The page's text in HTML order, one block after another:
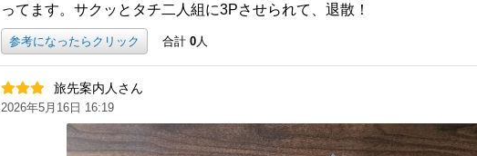
ってます。サクッとタチ二人組に3Pさせられて、退散！
参考になったらクリック 合計 0人
旅先案内人さん
2026年5月16日 16:19